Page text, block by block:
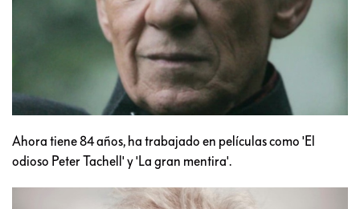
Ahora tiene 84 años, ha trabajado en películas como 'El
odioso Peter Tachell' y 'La gran mentira'.